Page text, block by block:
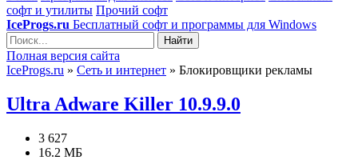
софт и утилиты Прочий софт
IceProgs.ru Бесплатный софт и программы для Windows
Найти
Полная версия сайта
IceProgs.ru » Сеть и интернет » Блокировщики рекламы
Ultra Adware Killer 10.9.9.0
3 627
16.2 МБ